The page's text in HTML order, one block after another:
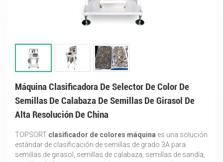
Máquina Clasificadora De Selector De Color De
Semillas De Calabaza De Semillas De Girasol De
Alta Resolución De China
TOPSORT clasificador de colores máquina es una solución
estándar de clasificación de semillas de grado 3A para
semillas de girasol, semillas de calabaza, semillas de sandía,